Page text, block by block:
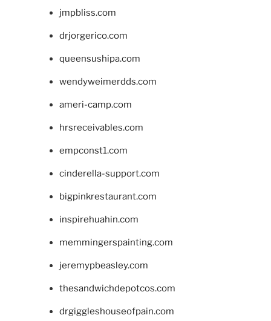
jmpbliss.com
drjorgerico.com
queensushipa.com
wendyweimerdds.com
ameri-camp.com
hrsreceivables.com
empconst1.com
cinderella-support.com
bigpinkrestaurant.com
inspirehuahin.com
memmingerspainting.com
jeremypbeasley.com
thesandwichdepotcos.com
drgiggleshouseofpain.com